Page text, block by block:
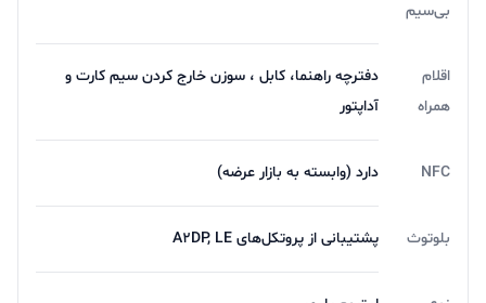
بی‌سیم
اقلام
همراه
دفترچه‌ راهنما، کابل ، سوزن خارج کردن سیم کارت و
آداپتور
NFC دارد (وابسته به بازار عرضه)
بلوتوث پشتیبانی از پروتکل‌های A2DP, LE